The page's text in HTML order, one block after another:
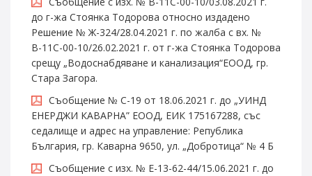
до г-жа Стоянка Тодорова относно издадено
Решение № Ж-324/28.04.2021 г. по жалба с вх. №
В-11С-00-10/26.02.2021 г. от г-жа Стоянка Тодорова
срещу „Водоснабдяване и канализация“ЕООД, гр.
Стара Загора.
Съобщение № С-19 от 18.06.2021 г. до „УИНД
ЕНЕРДЖИ КАВАРНА” ЕООД, ЕИК 175167288, със
седалище и адрес на управление: Република
България, гр. Каварна 9650, ул. „Добротица“ № 4 Б
Съобщение с изх. № Е-13-62-44/15.06.2021 г. до